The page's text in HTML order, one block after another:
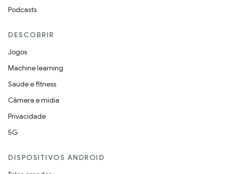
Podcasts
DESCOBRIR
Jogos
Machine learning
Saúde e fitness
Câmera e mídia
Privacidade
5G
DISPOSITIVOS ANDROID